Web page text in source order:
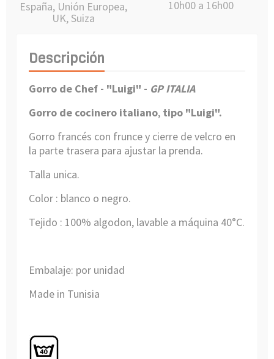
España, Unión Europea,
UK, Suiza
10h00 a 16h00
Descripción
Gorro de Chef - "Luigi" - GP ITALIA
Gorro de cocinero italiano, tipo "Luigi".
Gorro francés con frunce y cierre de velcro en
la parte trasera para ajustar la prenda.
Talla unica.
Color : blanco o negro.
Tejido : 100% algodon, lavable a máquina 40°C.
Embalaje: por unidad
Made in Tunisia